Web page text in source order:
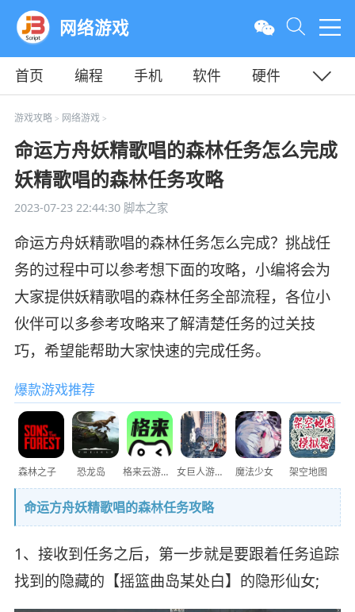
网络游戏
首页 编程 手机 软件
硬件
教程
平面
游戏攻略> 网络游戏>
命运方舟妖精歌唱的森林任务怎么完成
妖精歌唱的森林任务攻略
2023-07-23 22:44:30脚本之家
命运方舟妖精歌唱的森林任务怎么完成？挑战任
务的过程中可以参考想下面的攻略，小编将会为
大家提供妖精歌唱的森林任务全部流程，各位小
伙伴可以多参考攻略来了解清楚任务的过关技
巧，希望能帮助大家快速的完成任务。
爆款游戏推荐
森林之子 恐龙岛 格来云游戏 女巨人游乐场 魔法少女 架空地图
命运方舟妖精歌唱的森林任务攻略
1、接收到任务之后，第一步就是要跟着任务追踪
找到的隐藏的【摇篮曲岛某处白】的隐形仙女;